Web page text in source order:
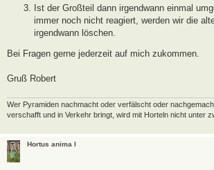
Ist der Großteil dann irgendwann einmal
immer noch nicht reagiert, werden wir die
irgendwann löschen.
Bei Fragen gerne jederzeit auf mich zukommen.
Gruß Robert
Wer Pyramiden nachmacht oder verfälscht oder
verschafft und in Verkehr bringt, wird mit Horteln nicht unter
Hortus anima l